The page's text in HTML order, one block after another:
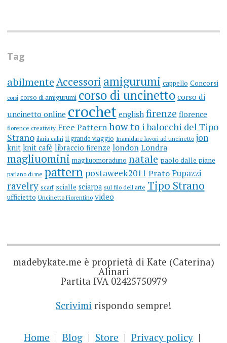
(ARGH)
Tag
abilmenteAccessori amigurumi cappello Concorsi
corsi corso di amigurumi corso di uncinetto corso di
uncinetto online crochet english firenze florence
florence creativity Free Pattern how to i balocchi del Tipo
Strano ilaria caliri il grande viaggio Inamidare lavori ad uncinetto jon
knit knit cafè libraccio firenze london Londra
magliuomini magliuomoraduno natale paolo dalle piane
parlano di me pattern postaweek2011 Prato Pupazzi
ravelry scarf scialle sciarpa sul filo dell'arte Tipo Strano
ufficietto Uncinetto Fiorentino video
madebykate.me è proprietà di Kate (Caterina)
Alinari
Partita IVA 02425750979
Scrivimi rispondo sempre!
Home Blog Store Privacy policy